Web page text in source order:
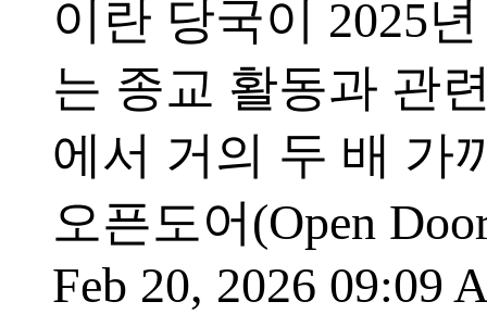
이란 당국이 2025
는 종교 활동과 관
에서 거의 두 배 가
오픈도어(Open
Feb 20, 2026 09:09